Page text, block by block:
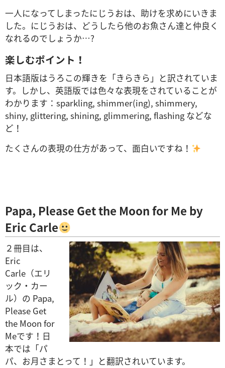
一人になってしまったにじうおは、助けを求めにいきま
した。にじうおは、どうしたら他のお魚さん達と仲良く
なれるのでしょうか…?
楽しむポイント！
日本語版はうろこの輝きを「きらきら」と訳されていま
す。しかし、英語版では色々な表現をされていることが
わかります：sparkling, shimmer(ing), shimmery,
shiny, glittering, shining, glimmering, flashing などな
ど！
たくさんの表現の仕方があって、面白いですね！
Papa, Please Get the Moon for Me by
Eric Carle
２冊目は、
Eric
Carle（エリ
ック・カー
ル）の Papa,
Please Get
the Moon for
Meです！日
本では「パ
パ、お月さまとって！」と翻訳されいています。